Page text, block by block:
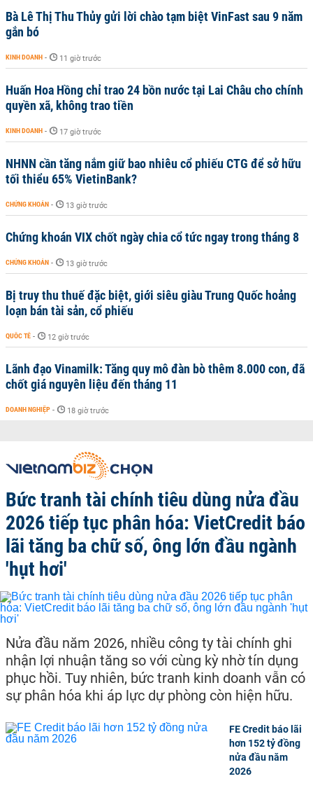
Bà Lê Thị Thu Thủy gửi lời chào tạm biệt VinFast sau 9 năm
gắn bó
KINH DOANH - 11 giờ trước
Huấn Hoa Hồng chỉ trao 24 bồn nước tại Lai Châu cho chính
quyền xã, không trao tiền
KINH DOANH - 17 giờ trước
NHNN cần tăng nắm giữ bao nhiêu cổ phiếu CTG để sở hữu
tối thiểu 65% VietinBank?
CHỨNG KHOÁN - 13 giờ trước
Chứng khoán VIX chốt ngày chia cổ tức ngay trong tháng 8
CHỨNG KHOÁN - 13 giờ trước
Bị truy thu thuế đặc biệt, giới siêu giàu Trung Quốc hoảng
loạn bán tài sản, cổ phiếu
QUỐC TẾ - 12 giờ trước
Lãnh đạo Vinamilk: Tăng quy mô đàn bò thêm 8.000 con, đã
chốt giá nguyên liệu đến tháng 11
DOANH NGHIỆP - 18 giờ trước
Bức tranh tài chính tiêu dùng nửa đầu
2026 tiếp tục phân hóa: VietCredit báo
lãi tăng ba chữ số, ông lớn đầu ngành
'hụt hơi'
Nửa đầu năm 2026, nhiều công ty tài chính ghi
nhận lợi nhuận tăng so với cùng kỳ nhờ tín dụng
phục hồi. Tuy nhiên, bức tranh kinh doanh vẫn có
sự phân hóa khi áp lực dự phòng còn hiện hữu.
FE Credit báo lãi
hơn 152 tỷ đồng
nửa đầu năm
2026